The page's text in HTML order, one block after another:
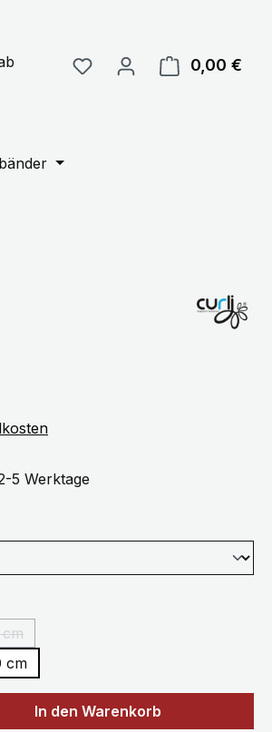
0,00 €
5 Werktage
140 cm
zurzeit nicht verfügbar.)
cm
gewünschten Wert
In den Warenkorb